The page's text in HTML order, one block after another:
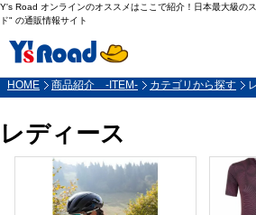
Y's Road オンラインのオススメはここで紹介！日本最大級の
ド" の通販情報サイト
HOME 商品紹介 -ITEM- カテゴリから探す
レディース